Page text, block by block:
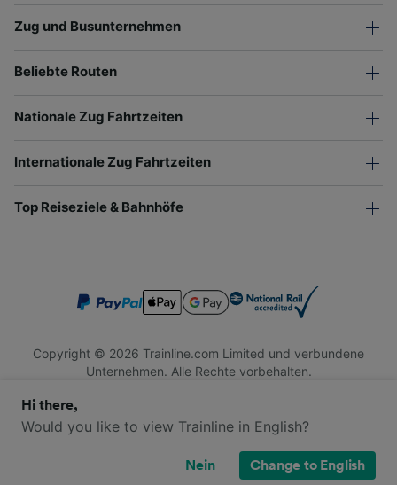
Zug und Busunternehmen
Beliebte Routen
Nationale Zug Fahrtzeiten
Internationale Zug Fahrtzeiten
Top Reiseziele & Bahnhöfe
Copyright © 2026 Trainline.com Limited und verbundene
Unternehmen. Alle Rechte vorbehalten.
Firmennummer 3846791. Registrierte Adresse: 1 Stonecutter
St, London EC4A 4AH, United Kingdom. USt-IdNr.: 791 7261
Hi there,
Would you like to view Trainline in English?
Nein Change to English